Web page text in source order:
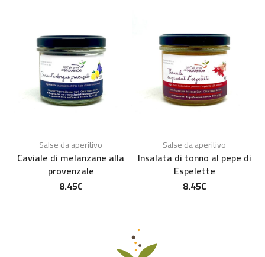
Salse da aperitivo
Caviale di melanzane alla
provenzale
8.45€
Salse da aperitivo
Insalata di tonno al pepe di
Espelette
8.45€